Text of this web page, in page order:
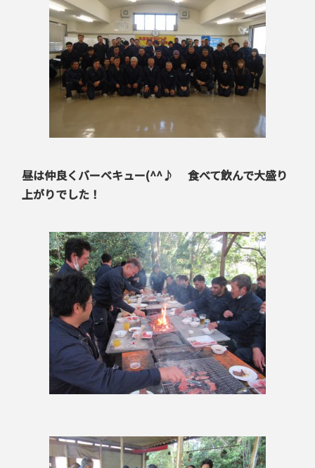
昼は仲良くバーベキュー(^^♪ 食べて飲んで大盛り
上がりでした！